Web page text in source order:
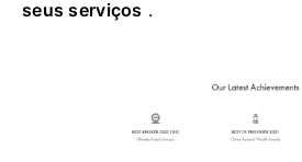
seus serviços .